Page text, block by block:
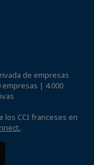
de empresas
empresas | 4.000
los CCI franceses en
.